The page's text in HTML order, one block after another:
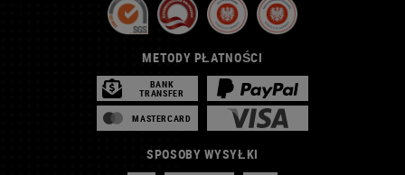
METODY PŁATNOŚCI
BANK
TRANSFER
MASTERCARD
SPOSOBY WYSYŁKI